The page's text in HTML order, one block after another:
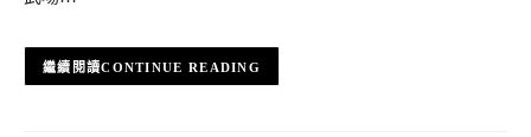
CONTINUE READING